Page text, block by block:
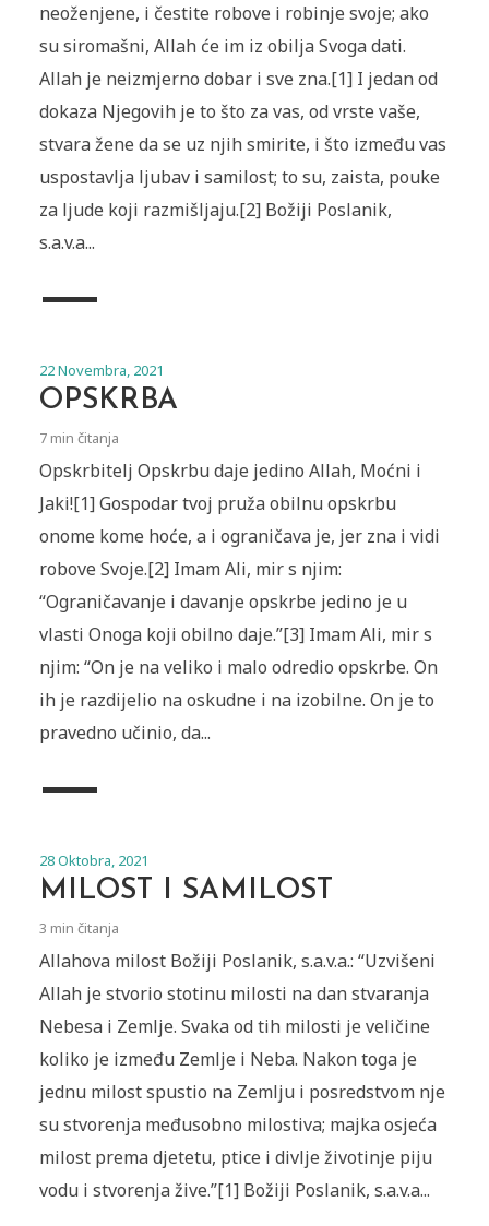
neoženjene, i čestite robove i robinje svoje; ako
su siromašni, Allah će im iz obilja Svoga dati.
Allah je neizmjerno dobar i sve zna.[1] I jedan od
dokaza Njegovih je to što za vas, od vrste vaše,
stvara žene da se uz njih smirite, i što između vas
uspostavlja ljubav i samilost; to su, zaista, pouke
za ljude koji razmišljaju.[2] Božiji Poslanik,
s.a.v.a...
22 Novembra, 2021
OPSKRBA
7 min čitanja
Opskrbitelj ‏Opskrbu daje jedino Allah, Moćni i
Jaki![1] Gospodar tvoj pruža obilnu opskrbu
onome kome hoće, a i ograničava je, jer zna i vidi
robove Svoje.[2] Imam Ali, mir s njim:
“Ograničavanje i davanje opskrbe jedino je u
vlasti Onoga koji obilno daje.”[3] Imam Ali, mir s
njim: “On je na veliko i malo odredio opskrbe. On
ih je razdijelio na oskudne i na izobilne. On je to
pravedno učinio, da...
28 Oktobra, 2021
MILOST I SAMILOST
3 min čitanja
Allahova milost Božiji Poslanik, s.a.v.a.: “Uzvišeni
Allah je stvorio stotinu milosti na dan stvaranja
Nebesa i Zemlje. Svaka od tih milosti je veličine
koliko je između Zemlje i Neba. Nakon toga je
jednu milost spustio na Zemlju i posredstvom nje
su stvorenja međusobno milostiva; majka osjeća
milost prema djetetu, ptice i divlje životinje piju
vodu i stvorenja žive.”[1] Božiji Poslanik, s.a.v.a...